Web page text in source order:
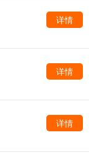
详情
详情
详情